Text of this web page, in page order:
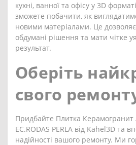
кухні, ванної та офісу у 3D
зможете побачити, як
новими матеріалами. Це
обдумані рішення та мати чітке
результат.
Оберіть
свого
Придбайте Плитка Керамогранит
EC.RODAS PERLA від Kahel3D та
надійності вашого ремонту. Ми